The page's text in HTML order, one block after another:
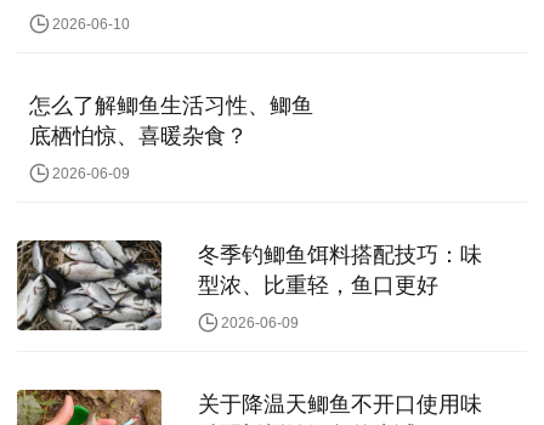
2026-06-10
怎么了解鲫鱼生活习性、鲫鱼
底栖怕惊、喜暖杂食？
2026-06-09
冬季钓鲫鱼饵料搭配技巧：味
型浓、比重轻，鱼口更好
2026-06-09
关于降温天鲫鱼不开口使用味